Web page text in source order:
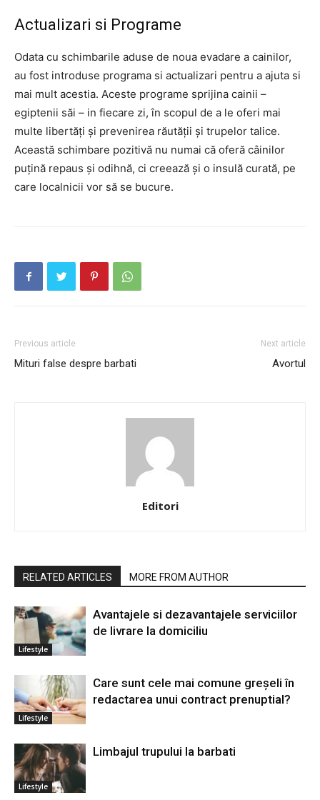
Actualizari si Programe
Odata cu schimbarile aduse de noua evadare a cainilor,
au fost introduse programa si actualizari pentru a ajuta si
mai mult acestia. Aceste programe sprijina cainii –
egiptenii săi – in fiecare zi, în scopul de a le oferi mai
multe libertăți și prevenirea răutății și trupelor talice.
Această schimbare pozitivă nu numai că oferă câinilor
puțină repaus și odihnă, ci creează și o insulă curată, pe
care localnicii vor să se bucure.
Previous article
Mituri false despre barbati
Next article
Avortul
Editori
RELATED ARTICLES MORE FROM AUTHOR
Lifestyle
Avantajele si dezavantajele serviciilor
de livrare la domiciliu
Lifestyle
Care sunt cele mai comune greșeli în
redactarea unui contract prenuptial?
Lifestyle
Limbajul trupului la barbati